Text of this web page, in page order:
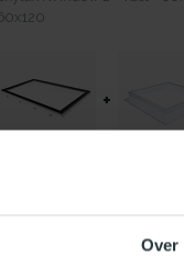
Over
+